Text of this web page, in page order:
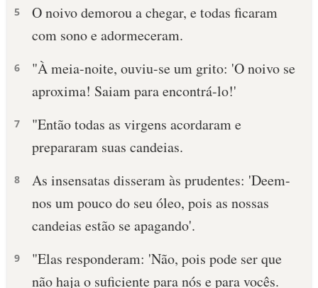
TEMAS
PERGUNTE À BÍBLIA
QUEM SOMOS
LOJA BÍBLIAON
5
O noivo demorou a chegar, e todas ficaram
com sono e adormeceram.
6
"À meia-noite, ouviu-se um grito: 'O noivo se
aproxima! Saiam para encontrá-lo!'
7
"Então todas as virgens acordaram e
prepararam suas candeias.
8
As insensatas disseram às prudentes: 'Deem-
nos um pouco do seu óleo, pois as nossas
candeias estão se apagando'.
9
"Elas responderam: 'Não, pois pode ser que
não haja o suficiente para nós e para vocês.